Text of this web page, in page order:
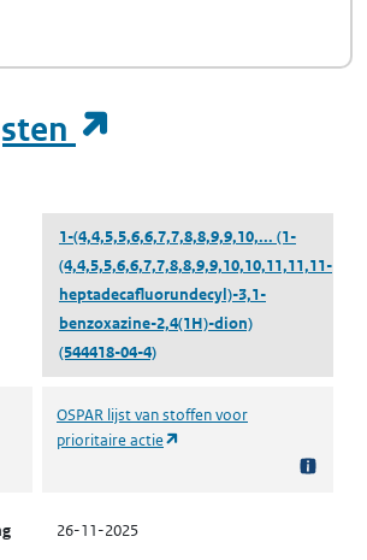
1-(4,4,5,5,6,6,7,7,8,8,9,9,10,... (1-
(4,4,5,5,6,6,7,7,8,8,9,9,10,10,11,11,11-
heptadecafluorundecyl)-3,1-
benzoxazine-2,4(1H)-dion)
(544418-04-4)
OSPAR lijst van stoffen voor
prioritaire actie
26-11-2025